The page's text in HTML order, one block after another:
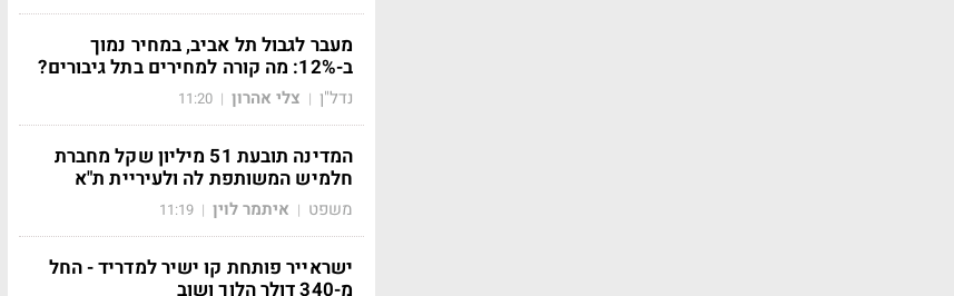
מעבר לגבול תל אביב, במחיר נמוך
ב-12%: מה קורה למחירים בתל גיבורים?
נדל"ן | צלי אהרון |
11:20
המדינה תובעת 51 מיליון שקל מחברת
חלמיש המשותפת לה ולעיריית ת"א
משפט | איתמר לוין |
11:19
ישראייר פותחת קו ישיר למדריד - החל
מ-340 דולר הלוך ושוב